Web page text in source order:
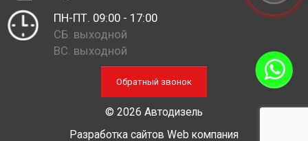
ПН-ПТ. 09:00 - 17:00
СБ. выходной
ВС. выходной
Обратный звонок
© 2026 Автодизель
Разработка сайтов Web компания